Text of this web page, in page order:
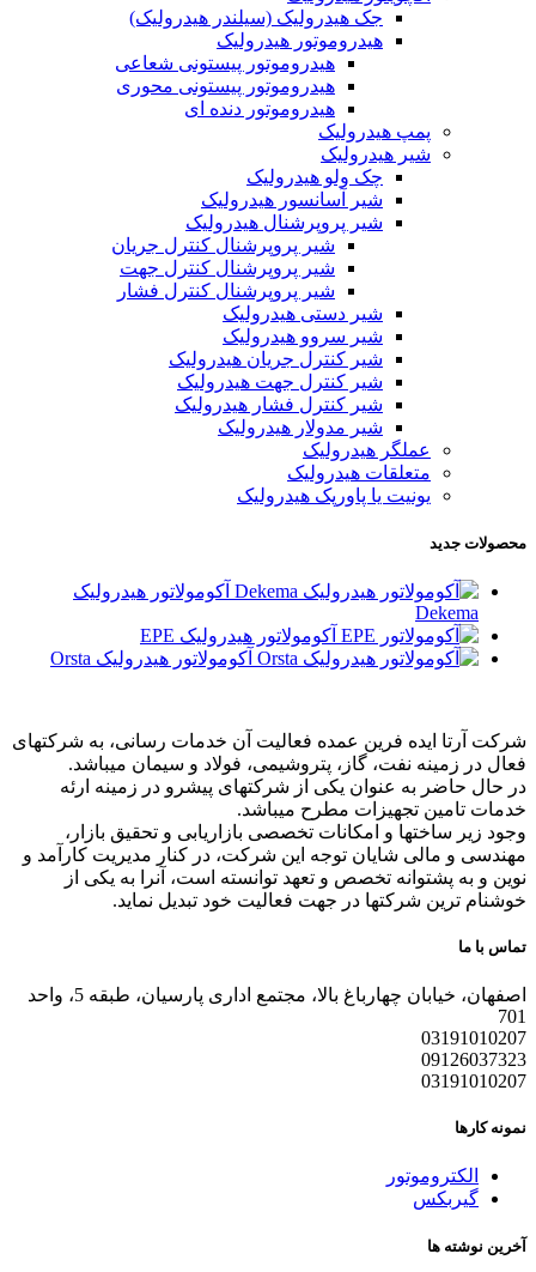
جک هیدرولیک (سیلندر هیدرولیک)
هیدروموتور هیدرولیک
هیدروموتور پیستونی شعاعی
هیدروموتور پیستونی محوری
هیدروموتور دنده ای
پمپ هیدرولیک
شیر هیدرولیک
چک ولو هیدرولیک
شیر آسانسور هیدرولیک
شیر پروپرشنال هیدرولیک
شیر پروپرشنال کنترل جریان
شیر پروپرشنال کنترل جهت
شیر پروپرشنال کنترل فشار
شیر دستی هیدرولیک
شیر سروو هیدرولیک
شیر کنترل جریان هیدرولیک
شیر کنترل جهت هیدرولیک
شیر کنترل فشار هیدرولیک
شیر مدولار هیدرولیک
عملگر هیدرولیک
متعلقات هیدرولیک
یونیت یا پاورپک هیدرولیک
محصولات جدید
آکومولاتور هیدرولیک
Dekema
آکومولاتور هیدرولیک EPE
آکومولاتور هیدرولیک Orsta
شرکت آرتا ایده فرین عمده فعالیت آن خدمات رسانی، به شرکتهای
فعال در زمینه نفت، گاز، پتروشیمی، فولاد و سیمان میباشد.
در حال حاضر به عنوان یکی از شرکتهای پیشرو در زمینه ارئه
خدمات تامین تجهیزات مطرح میباشد.
وجود زیر ساختها و امکانات تخصصی بازاریابی و تحقیق بازار،
مهندسی و مالی شایان توجه این شرکت، در کنار مدیریت کارآمد و
نوین و به پشتوانه تخصص و تعهد توانسته است، آنرا به یکی از
خوشنام ترین شرکتها در جهت فعالیت خود تبدیل نماید.
تماس با ما
اصفهان، خیابان چهارباغ بالا، مجتمع اداری پارسیان، طبقه 5، واحد
701
03191010207
09126037323
03191010207
نمونه کارها
الکتروموتور
گیربکس
آخرین نوشته ها